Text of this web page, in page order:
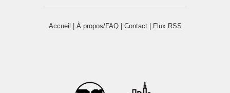
Accueil À propos/FAQ| Contact| Flux RSS